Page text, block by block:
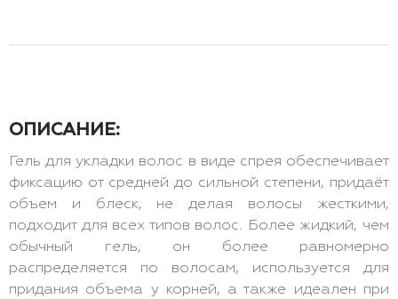
ОПИСАНИЕ:
Гель для укладки волос в виде спрея обеспечивает
фиксацию от средней до сильной степени, придаёт
объем и блеск, не делая волосы жесткими,
подходит для всех типов волос. Более жидкий, чем
обычный гель, он более равномерно
распределяется по волосам, используется для
придания объема у корней, а также идеален при